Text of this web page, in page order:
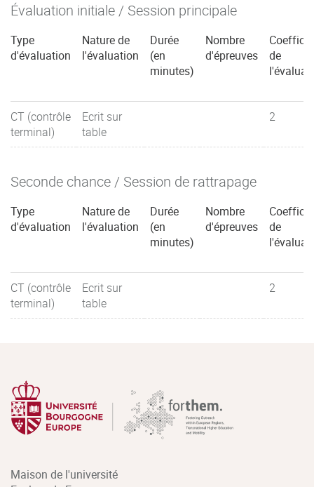
Évaluation initiale / Session principale
Type
d'évaluation
Nature de
l'évaluation
Durée
(en
minutes)
Nombre
d'épreuves
de
CT (contrôle
terminal)
Ecrit sur
table
2
Seconde chance / Session de rattrapage
Type
d'évaluation
Nature de
l'évaluation
Durée
(en
minutes)
Nombre
d'épreuves
de
CT (contrôle
terminal)
Ecrit sur
table
2
Maison de l'université